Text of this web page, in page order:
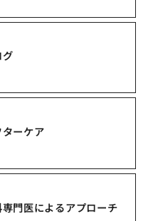
ーケア
門医によるアプローチ